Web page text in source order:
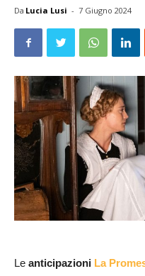
Da Lucia Lusi - 7 Giugno 2024
Le anticipazioni La